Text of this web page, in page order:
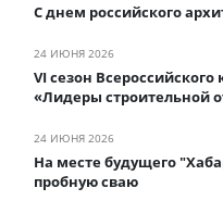
С днем российского
24 ИЮНЯ 2026
VI сезон
«Лидеры строительной
24 ИЮНЯ 2026
На месте будущего
пробную сваю